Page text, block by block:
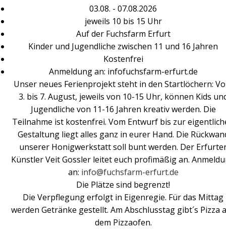
03.08. - 07.08.2026
jeweils 10 bis 15 Uhr
Auf der Fuchsfarm Erfurt
Kinder und Jugendliche zwischen 11 und 16 Jahren
Kostenfrei
Anmeldung an: infofuchsfarm-erfurt.de
Unser neues Ferienprojekt steht in den Startlöchern:
3. bis 7. August, jeweils von 10-15 Uhr, können Kids
Jugendliche von 11-16 Jahren kreativ werden. Die
Teilnahme ist kostenfrei. Vom Entwurf bis zur
Gestaltung liegt alles ganz in eurer Hand. Die
unserer Honigwerkstatt soll bunt werden. Der
Künstler Veit Gossler leitet euch profimäßig an.
an: info@fuchsfarm-erfurt.de
Die Plätze sind begrenzt!
Die Verpflegung erfolgt in Eigenregie. Für das Mittag
werden Getränke gestellt. Am Abschlusstag gibt´s Pizza
dem Pizzaofen.